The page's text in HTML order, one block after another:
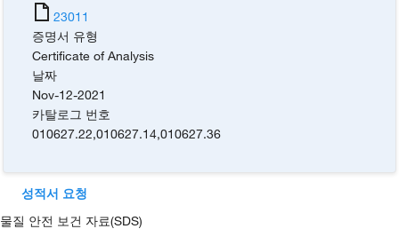
23011
증명서 유형
Certificate of Analysis
날짜
Nov-12-2021
카탈로그 번호
010627.22,010627.14,010627.36
성적서 요청
물질 안전 보건 자료(SDS)